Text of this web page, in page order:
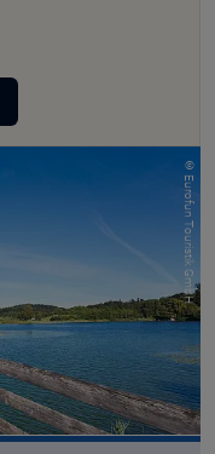
© Eurofun Touristik GmbH